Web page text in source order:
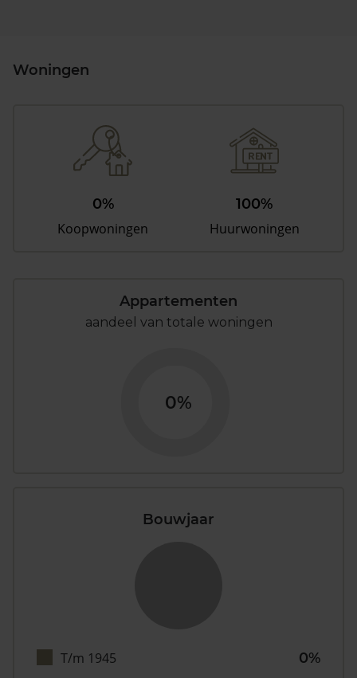
Woningen
0%
Koopwoningen
100%
Huurwoningen
Appartementen
aandeel van totale woningen
0%
Bouwjaar
T/m 1945
0%